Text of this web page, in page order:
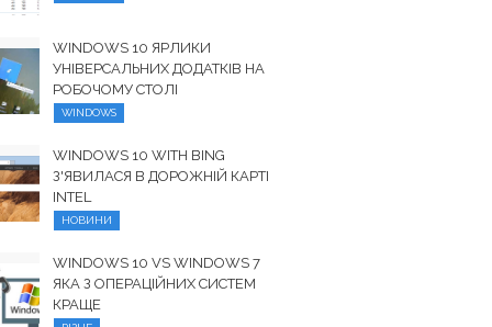
WINDOWS 10 ЯРЛИКИ
УНІВЕРСАЛЬНИХ ДОДАТКІВ НА
РОБОЧОМУ СТОЛІ
WINDOWS
WINDOWS 10 WITH BING
З'ЯВИЛАСЯ В ДОРОЖНІЙ КАРТІ
INTEL
НОВИНИ
WINDOWS 10 VS WINDOWS 7
ЯКА З ОПЕРАЦІЙНИХ СИСТЕМ
КРАЩЕ